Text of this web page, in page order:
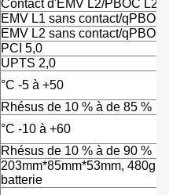
Contact d'EMV L2/PBOC L2
EMV L1 sans contact/qPBOC
EMV L2 sans contact/qPBOC
PCI 5,0
UPTS 2,0
°C -5 à +50
Rhésus de 10 % à de 85 %
°C -10 à +60
Rhésus de 10 % à de 90 %
203mm*85mm*53mm, 480g
batterie